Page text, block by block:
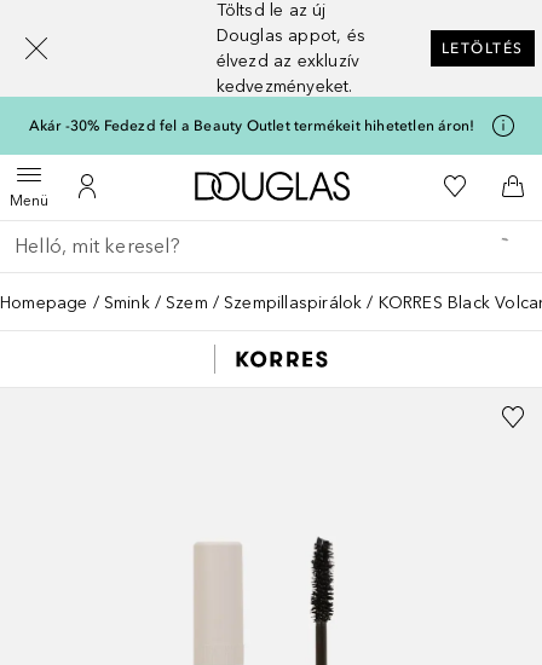
Töltsd le az új
Douglas appot, és
élvezd az exkluzív
kedvezményeket.
LETÖLTÉS
Akár -30% Fedezd fel a Beauty Outlet termékeit hihetetlen áron!
MenüMenü megnyitása
A fiókomhoz
A Douglas Főoldalra
A
Menj vissza
Keresés végrehajtása
Homepage Smink Szem Szempillaspirálok KORRES Black
[navigation.slideout.screenreader]